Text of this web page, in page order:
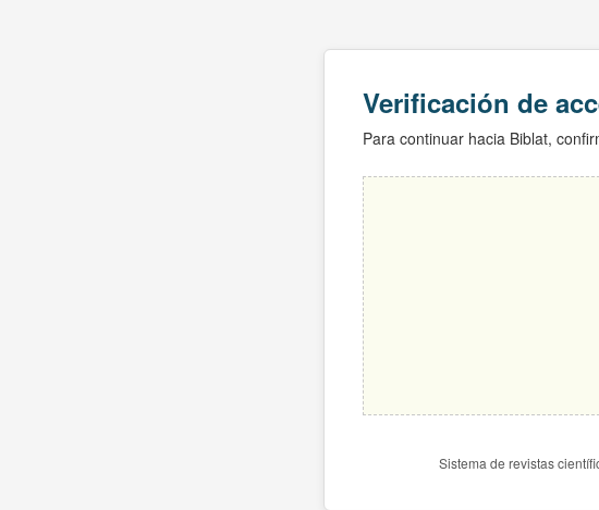
Verificación de
Para continuar hacia Biblat,
Sistema de revistas